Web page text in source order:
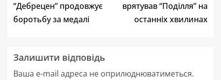
“Дебрецен” продовжує
боротьбу за медалі
врятував “Поділля” на
останніх хвилинах
Залишити відповідь
Ваша e-mail адреса не оприлюднюватиметься.